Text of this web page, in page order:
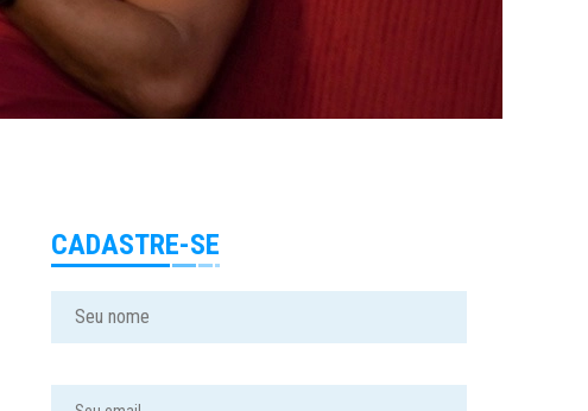
CADASTRE-SE